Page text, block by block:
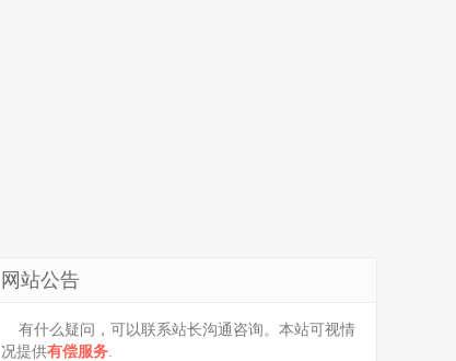
网站公告
有什么疑问，可以联系站长沟通咨询。本站可视情
况提供有偿服务.